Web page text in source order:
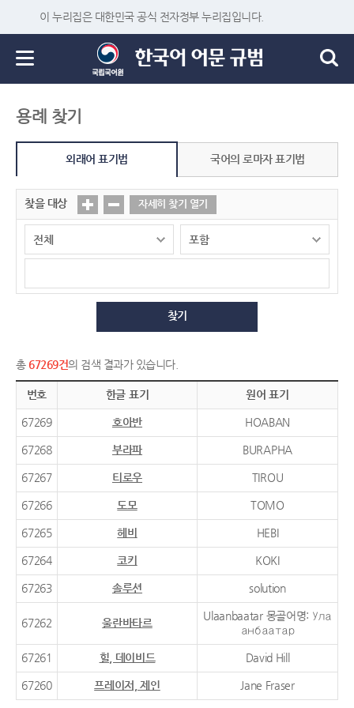
이 누리집은 대한민국 공식 전자정부 누리집입니다.
용례 찾기
외래어 표기법 국어의 로마자 표기법
찾을 대상 자세히 찾기 열기
찾기
총 67269건의 검색 결과가 있습니다.
번호 한글 표기 원어 표기
67269 호아반 HOABAN
67268 부라파 BURAPHA
67267 티로우 TIROU
67266 도모 TOMO
67265 헤비 HEBI
67264 코키 KOKI
67263 솔루션 solution
67262 울란바타르
Ulaanbaatar 몽골어명: Ула
анбаатар
67261 힐, 데이비드 David Hill
67260 프레이저, 제인 Jane Fraser